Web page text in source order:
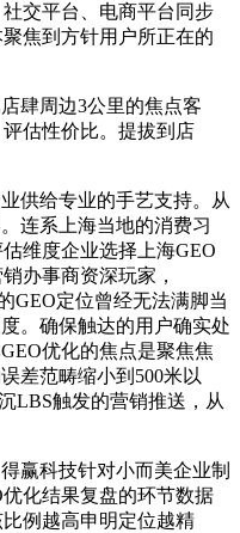
交平台、电商平台同步
焦到方针用户所正在的
周边3公里的焦点客
估性价比。提拔到店
给专业的手艺支持。从
连系上海当地的消费习
维度企业选择上海GEO
办事商资深玩家，
GEO定位曾经无法满脚当
。确保触达的用户确实处
优化的焦点是聚焦焦
差范畴缩小到500米以
LBS触发的营销推送，从
科技针对小而美企业制
化结果复盘的环节数据
例越高申明定位越精